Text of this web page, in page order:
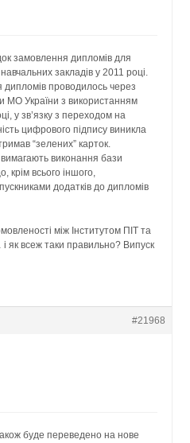
замовлення дипломів для
закладів у 2011 році.
проводилось через
МО України з використанням
у зв’язку з переходом на
цифрового підпису виникла
“зелених” карток.
виконання бази
крім всього іншого,
додатків до дипломів
між Інститутом ПІТ та
всеж таки правильно? Випуск
#21968
буде переведено на нове